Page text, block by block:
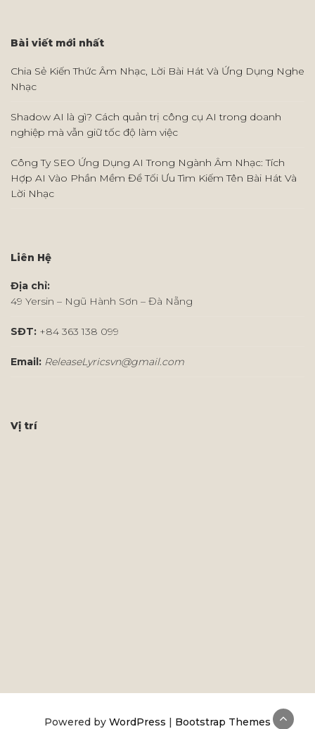
Bài viết mới nhất
Chia Sẻ Kiến Thức Âm Nhạc, Lời Bài Hát Và Ứng Dụng Nghe
Nhạc
Shadow AI là gì? Cách quản trị công cụ AI trong doanh
nghiệp mà vẫn giữ tốc độ làm việc
Công Ty SEO Ứng Dụng AI Trong Ngành Âm Nhạc: Tích
Hợp AI Vào Phần Mềm Để Tối Ưu Tìm Kiếm Tên Bài Hát Và
Lời Nhạc
Liên Hệ
Địa chỉ:
49 Yersin – Ngũ Hành Sơn – Đà Nẵng
SĐT: +84 363 138 099
Email: ReleaseLyricsvn@gmail.com
Vị trí
Powered by WordPress | Bootstrap Themes